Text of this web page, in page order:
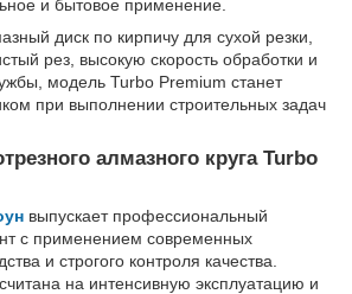
и бытовое применение.
диск по кирпичу для сухой резки,
рез, высокую скорость обработки и
модель Turbo Premium станет
при выполнении строительных задач
алмазного круга Turbo
выпускает профессиональный
с применением современных
и строгого контроля качества.
на интенсивную эксплуатацию и